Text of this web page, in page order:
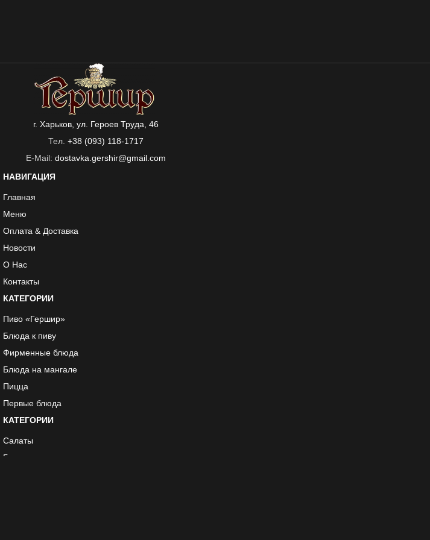
г. Харьков, ул. Героев Труда, 46
Тел. +38 (093) 118-1717
E-Mail: dostavka.gershir@gmail.com
НАВИГАЦИЯ
Главная
Меню
Оплата & Доставка
Новости
О Нас
Контакты
КАТЕГОРИИ
Пиво «Гершир»
Блюда к пиву
Фирменные блюда
Блюда на мангале
Пицца
Первые блюда
КАТЕГОРИИ
Салаты
Гарниры